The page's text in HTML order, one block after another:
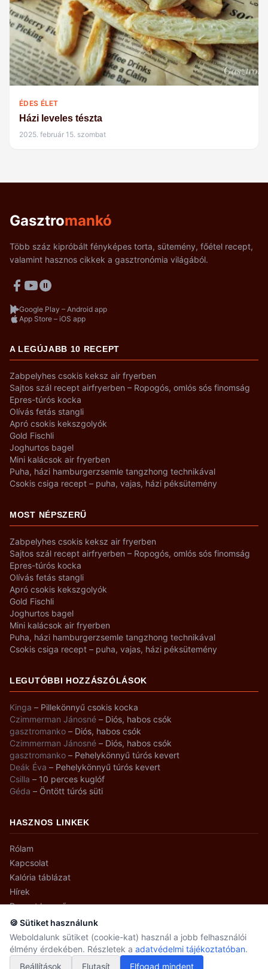
🍪 Sütiket használunk
Weboldalunk sütiket (cookie-kat) használ a jobb felhasználói
élmény érdekében. Részletek a adatvédelmi tájékoztatóban.
Beállítások
Elutasít Elfogad mindent
ÉDES ÉLET
Házi leveles tészta
2025. február 15. szombat
Gasztromankó
Több száz kipróbált fényképes torta, sütemény, főétel recept,
valamint hasznos cikkek a gasztronómia világából.
Google Play – Android app
App Store – iOS app
A LEGÚJABB 10 RECEPT
Zabpelyhes csokis keksz air fryerben
Sajtos szál recept airfryerben – Ropogós, omlós sós finomság
Epres-túrós kocka
Olívás fetás stangli
Apró csokis kekszgolyók
Gold Fischli
Joghurtos bagel
Mini kalácsok air fryerben
Puha, házi hamburgerzsemle tangzhong technikával
Csokis csiga recept – puha, vajas, házi péksütemény
MOST NÉPSZERŰ
Zabpelyhes csokis keksz air fryerben
Sajtos szál recept airfryerben – Ropogós, omlós sós finomság
Epres-túrós kocka
Olívás fetás stangli
Apró csokis kekszgolyók
Gold Fischli
Joghurtos bagel
Mini kalácsok air fryerben
Puha, házi hamburgerzsemle tangzhong technikával
Csokis csiga recept – puha, vajas, házi péksütemény
LEGUTÓBBI HOZZÁSZÓLÁSOK
Kinga – Pillekönnyű csokis kocka
Czimmerman Jánosné – Diós, habos csók
gasztromanko – Diós, habos csók
Czimmerman Jánosné – Diós, habos csók
gasztromanko – Pehelykönnyű túrós kevert
Deák Éva – Pehelykönnyű túrós kevert
Csilla – 10 perces kuglóf
Géda – Öntött túrós süti
HASZNOS LINKEK
Rólam
Kapcsolat
Kalória táblázat
Hírek
Recept kereső
© 2008–2026 gasztromanko.hu · Minden jog fenntartva.
Adatvédelmi beállításokAdatvédelem